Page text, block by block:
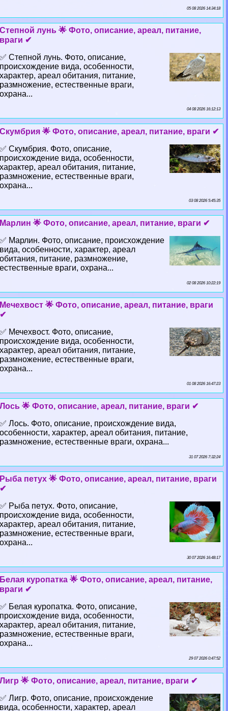
05 08 2026 14:34:18
Степной лунь 🌟 Фото, описание, ареал, питание,
враги ✔
✅ Степной лунь. Фото, описание,
происхождение вида, особенности,
хаpaктер, ареал обитания, питание,
размножение, естественные враги,
охрана...
04 08 2026 16:12:13
Скумбрия 🌟 Фото, описание, ареал, питание, враги ✔
✅ Скумбрия. Фото, описание,
происхождение вида, особенности,
хаpaктер, ареал обитания, питание,
размножение, естественные враги,
охрана...
03 08 2026 5:45:35
Марлин 🌟 Фото, описание, ареал, питание, враги ✔
✅ Марлин. Фото, описание, происхождение
вида, особенности, хаpaктер, ареал
обитания, питание, размножение,
естественные враги, охрана...
02 08 2026 10:22:19
Мечехвост 🌟 Фото, описание, ареал, питание, враги
✔
✅ Мечехвост. Фото, описание,
происхождение вида, особенности,
хаpaктер, ареал обитания, питание,
размножение, естественные враги,
охрана...
01 08 2026 16:47:23
Лось 🌟 Фото, описание, ареал, питание, враги ✔
✅ Лось. Фото, описание, происхождение вида,
особенности, хаpaктер, ареал обитания, питание,
размножение, естественные враги, охрана...
31 07 2026 7:32:24
Рыба пeтyx 🌟 Фото, описание, ареал, питание, враги
✔
✅ Рыба пeтyx. Фото, описание,
происхождение вида, особенности,
хаpaктер, ареал обитания, питание,
размножение, естественные враги,
охрана...
30 07 2026 16:48:17
Белая куропатка 🌟 Фото, описание, ареал, питание,
враги ✔
✅ Белая куропатка. Фото, описание,
происхождение вида, особенности,
хаpaктер, ареал обитания, питание,
размножение, естественные враги,
охрана...
29 07 2026 0:47:52
Лигр 🌟 Фото, описание, ареал, питание, враги ✔
✅ Лигр. Фото, описание, происхождение
вида, особенности, хаpaктер, ареал